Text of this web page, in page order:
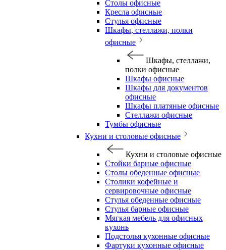
Столы офисные
Кресла офисные
Стулья офисные
Шкафы, стеллажи, полки
офисные
Шкафы, стеллажи,
полки офисные
Шкафы офисные
Шкафы для документов
офисные
Шкафы платяные офисные
Стеллажи офисные
Тумбы офисные
Кухни и столовые офисные
Кухни и столовые офисные
Стойки барные офисные
Столы обеденные офисные
Столики кофейные и
сервировочные офисные
Стулья обеденные офисные
Стулья барные офисные
Мягкая мебель для офисных
кухонь
Подстолья кухонные офисные
Фартуки кухонные офисные